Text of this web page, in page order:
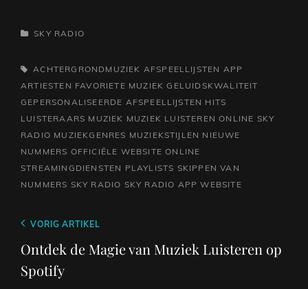
CATEGORIEËN
SKY RADIO
TAGS,ACHTERGRONDMUZIEK AFSPEELLIJSTEN APP
ARTIESTEN FAVORIETE MUZIEK GELUIDSKWALITEIT
GEPERSONALISEERDE AFSPEELLIJSTEN HITS
LUISTERAARS MUZIEK MUZIEK LUISTEREN ONLINE SKY
RADIO MUZIEKGENRES MUZIEKSTIJLEN NIEUWE
NUMMERS OFFICIËLE WEBSITE ONLINE
STREAMINGDIENSTEN PLAYLISTS SKIPPEN VAN
NUMMERS SKY RADIO SKY RADIO APP WEBSITE
Berichtnavigatie
Vorig
bericht
VORIG ARTIKEL
Ontdek de Magie van Muziek Luisteren op
Spotify